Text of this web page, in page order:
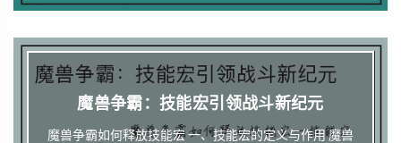
魔兽争霸：技能宏引领战斗新纪元
魔兽争霸如何释放技能宏 一、技能宏的定义与作用 魔兽